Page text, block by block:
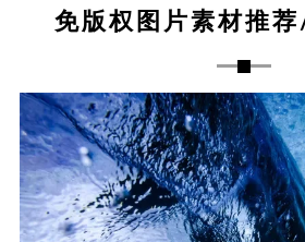
免版权图片素材推